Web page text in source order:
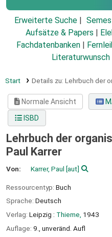
Erweiterte Suche
Aufsätze & Papers
Fachdatenbanken
Literaturwunsch
Start Details zu: Lehrbuch der
Normale Ansicht
ISBD
Lehrbuch der
Paul Karrer
Von: Karrer, Paul [aut]
Ressourcentyp: Buch
Sprache: Deutsch
Verlag: Leipzig : Thieme, 1943
Auflage: 9., unveränd. Aufl